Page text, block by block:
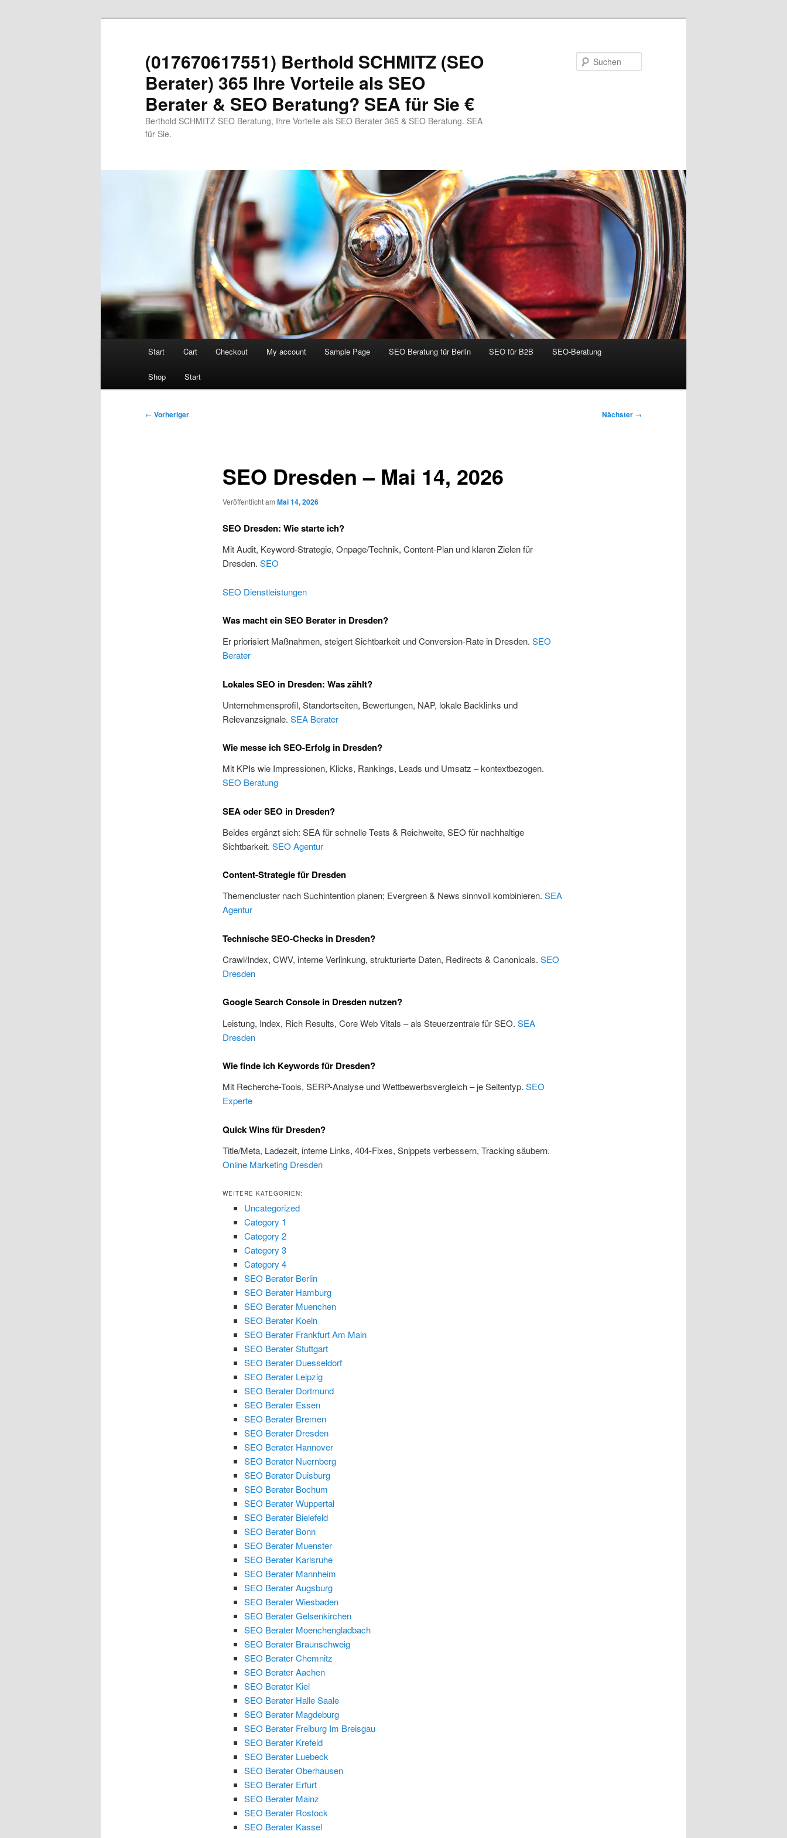
(017670617551) Berthold SCHMITZ (SEO
Berater) 365 Ihre Vorteile als SEO
Berater & SEO Beratung? SEA für Sie €
Berthold SCHMITZ SEO Beratung, Ihre Vorteile als SEO Berater 365 & SEO Beratung. SEA
für Sie.
Start Cart Checkout My account Sample Page SEO Beratung für Berlin SEO für B2B SEO-Beratung
Shop Start
Beitragsnavigation
← Vorheriger Nächster →
SEO Dresden – Mai 14, 2026
Veröffentlicht am Mai 14, 2026
SEO Dresden: Wie starte ich?
Mit Audit, Keyword-Strategie, Onpage/Technik, Content-Plan und klaren Zielen für
Dresden. SEO
SEO Dienstleistungen
Was macht ein SEO Berater in Dresden?
Er priorisiert Maßnahmen, steigert Sichtbarkeit und Conversion-Rate in Dresden. SEO
Berater
Lokales SEO in Dresden: Was zählt?
Unternehmensprofil, Standortseiten, Bewertungen, NAP, lokale Backlinks und
Relevanzsignale. SEA Berater
Wie messe ich SEO-Erfolg in Dresden?
Mit KPIs wie Impressionen, Klicks, Rankings, Leads und Umsatz – kontextbezogen.
SEO Beratung
SEA oder SEO in Dresden?
Beides ergänzt sich: SEA für schnelle Tests & Reichweite, SEO für nachhaltige
Sichtbarkeit. SEO Agentur
Content-Strategie für Dresden
Themencluster nach Suchintention planen; Evergreen & News sinnvoll kombinieren. SEA
Agentur
Technische SEO-Checks in Dresden?
Crawl/Index, CWV, interne Verlinkung, strukturierte Daten, Redirects & Canonicals. SEO
Dresden
Google Search Console in Dresden nutzen?
Leistung, Index, Rich Results, Core Web Vitals – als Steuerzentrale für SEO. SEA
Dresden
Wie finde ich Keywords für Dresden?
Mit Recherche-Tools, SERP-Analyse und Wettbewerbsvergleich – je Seitentyp. SEO
Experte
Quick Wins für Dresden?
Title/Meta, Ladezeit, interne Links, 404-Fixes, Snippets verbessern, Tracking säubern.
Online Marketing Dresden
WEITERE KATEGORIEN:
Uncategorized
Category 1
Category 2
Category 3
Category 4
SEO Berater Berlin
SEO Berater Hamburg
SEO Berater Muenchen
SEO Berater Koeln
SEO Berater Frankfurt Am Main
SEO Berater Stuttgart
SEO Berater Duesseldorf
SEO Berater Leipzig
SEO Berater Dortmund
SEO Berater Essen
SEO Berater Bremen
SEO Berater Dresden
SEO Berater Hannover
SEO Berater Nuernberg
SEO Berater Duisburg
SEO Berater Bochum
SEO Berater Wuppertal
SEO Berater Bielefeld
SEO Berater Bonn
SEO Berater Muenster
SEO Berater Karlsruhe
SEO Berater Mannheim
SEO Berater Augsburg
SEO Berater Wiesbaden
SEO Berater Gelsenkirchen
SEO Berater Moenchengladbach
SEO Berater Braunschweig
SEO Berater Chemnitz
SEO Berater Aachen
SEO Berater Kiel
SEO Berater Halle Saale
SEO Berater Magdeburg
SEO Berater Freiburg Im Breisgau
SEO Berater Krefeld
SEO Berater Luebeck
SEO Berater Oberhausen
SEO Berater Erfurt
SEO Berater Mainz
SEO Berater Rostock
SEO Berater Kassel